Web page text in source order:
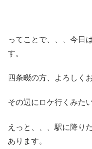
ってことで、、、今日
す。
四条畷の方、よろしく
その辺にロケ行くみた
えっと、、、駅に降り
あります。